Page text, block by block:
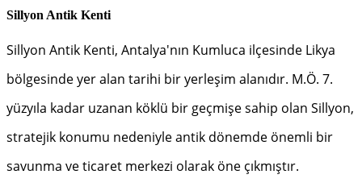
Sillyon Antik Kenti
Sillyon Antik Kenti, Antalya'nın Kumluca ilçesinde Likya
bölgesinde yer alan tarihi bir yerleşim alanıdır. M.Ö. 7.
yüzyıla kadar uzanan köklü bir geçmişe sahip olan Sillyon,
stratejik konumu nedeniyle antik dönemde önemli bir
savunma ve ticaret merkezi olarak öne çıkmıştır.